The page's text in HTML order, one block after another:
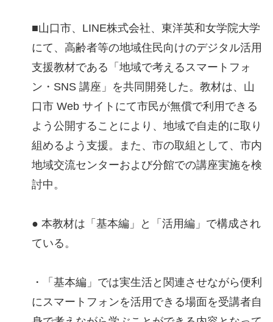
■山口市、LINE株式会社、東洋英和女学院大学
にて、高齢者等の地域住民向けのデジタル活用
支援教材である「地域で考えるスマートフォ
ン・SNS 講座」を共同開発した。教材は、山
口市 Web サイトにて市民が無償で利用できる
よう公開することにより、地域で自走的に取り
組めるよう支援。また、市の取組として、市内
地域交流センターおよび分館での講座実施を検
討中。
● 本教材は「基本編」と「活用編」で構成され
ている。
・「基本編」では実生活と関連させながら便利
にスマートフォンを活用できる場面を受講者自